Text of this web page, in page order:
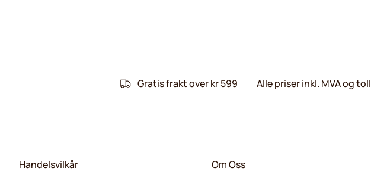
Gratis frakt over kr 599 Alle priser inkl. MVA og toll
Handelsvilkår Om Oss